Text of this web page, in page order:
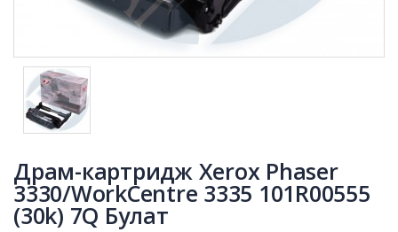
Драм-картридж Xerox Phaser
3330/WorkCentre 3335 101R00555
(30k) 7Q Булат